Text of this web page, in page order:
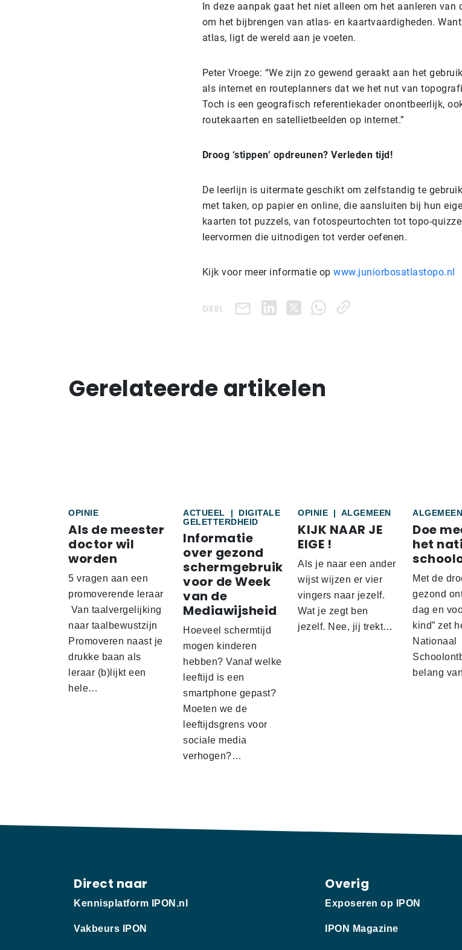
In deze aanpak gaat het niet alleen om het aanleren van
om het bijbrengen van atlas- en kaartvaardigheden.
atlas, ligt de wereld aan je voeten.
Peter Vroege: “We zijn zo gewend geraakt aan het
als internet en routeplanners dat we het nut van
Toch is een geografisch referentiekader onontbeerlijk,
routekaarten en satellietbeelden op internet.”
Droog ‘stippen’ opdreunen? Verleden tijd!
De leerlijn is uitermate geschikt om zelfstandig te
met taken, op papier en online, die aansluiten bij hun
kaarten tot puzzels, van fotospeurtochten tot topo-
leervormen die uitnodigen tot verder oefenen.
Kijk voor meer informatie op www.juniorbosatlastopo.nl
DEEL
Gerelateerde artikelen
OPINIE
Als de meester
doctor wil
worden
5 vragen aan een
promoverende leraar
Van taalvergelijking
naar taalbewustzijn
Promoveren naast je
drukke baan als
leraar (b)lijkt een
hele…
ACTUEEL |
DIGITALE
GELETTERDHEID
Informatie
over gezond
schermgebruik
voor de Week
van de
Mediawijsheid
Hoeveel schermtijd
mogen kinderen
hebben? Vanaf welke
leeftijd is een
smartphone gepast?
Moeten we de
leeftijdsgrens voor
sociale media
verhogen?…
OPINIE | ALGEMEEN
KIJK NAAR JE
EIGE !
Als je naar een ander
wijst wijzen er vier
vingers naar jezelf.
Wat je zegt ben
jezelf. Nee, jij trekt…
ALGEMEEN
Doe
het
Met de
gezond
dag en
kind” zet
Nationaal
belang
Direct naar
Kennisplatform IPON.nl
Vakbeurs IPON
Overig
Exposeren op IPON
IPON Magazine